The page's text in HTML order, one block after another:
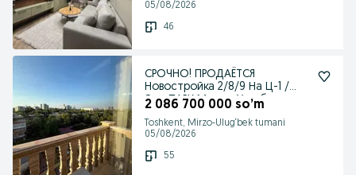
05/08/2026
46
СРОЧНО! ПРОДАЁТСЯ
Новостройка 2/8/9 На Ц-1 /
Эко ПАРК Мирзо-Улугбек
2 086 700 000 so’m
Toshkent, Mirzo-Ulug‘bek tumani
05/08/2026
55